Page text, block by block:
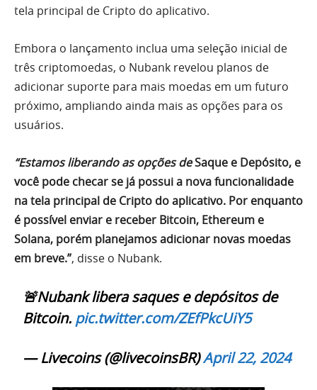
tela principal de Cripto do aplicativo.
Embora o lançamento inclua uma seleção inicial de
três criptomoedas, o Nubank revelou planos de
adicionar suporte para mais moedas em um futuro
próximo, ampliando ainda mais as opções para os
usuários.
“Estamos liberando as opções deSaque e Depósito, e
você pode checar se já possui a nova funcionalidade
na tela principal de Cripto do aplicativo. Por enquanto
é possível enviar e receber Bitcoin, Ethereum e
Solana, porém planejamos adicionar novas moedas
em breve.”, disse o Nubank.
🚨Nubank libera saques e depósitos de
Bitcoin. pic.twitter.com/ZEfPkcUiY5
— Livecoins (@livecoinsBR)April 22, 2024